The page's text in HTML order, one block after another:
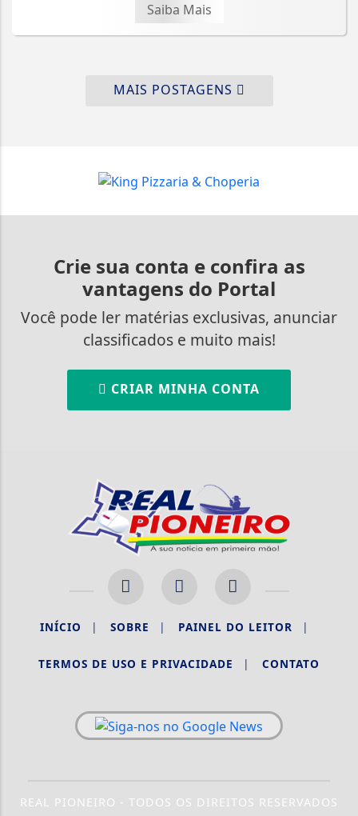
Saiba Mais
MAIS POSTAGENS
Crie sua conta e confira as
vantagens do Portal
Você pode ler matérias exclusivas, anunciar
classificados e muito mais!
CRIAR MINHA CONTA
INÍCIO | SOBRE | PAINEL DO LEITOR |
TERMOS DE USO E PRIVACIDADE | CONTATO
REAL PIONEIRO - TODOS OS DIREITOS RESERVADOS